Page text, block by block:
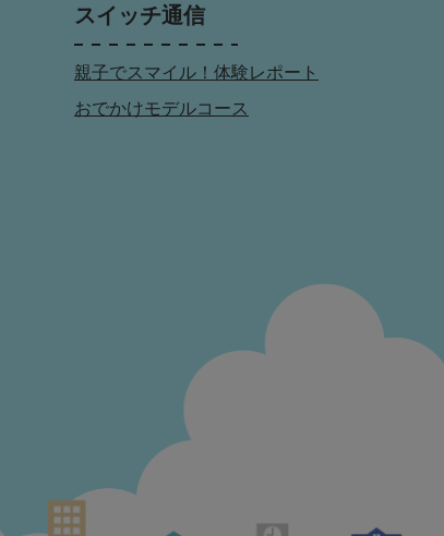
スイッチ通信
親子でスマイル！体験レポート
おでかけモデルコース